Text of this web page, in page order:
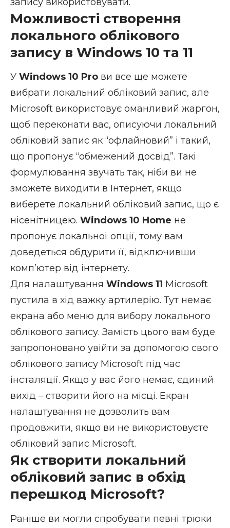
Можливості створення
локального облікового
запису в Windows 10 та 11
У Windows 10 Pro ви все ще можете
вибрати локальний обліковий запис, але
Microsoft використовує оманливий жаргон,
щоб переконати вас, описуючи локальний
обліковий запис як “офлайновий” і такий,
що пропонує “обмежений досвід”. Такі
формулювання звучать так, ніби ви не
зможете виходити в Інтернет, якщо
виберете локальний обліковий запис, що є
нісенітницею. Windows 10 Home не
пропонує локальної опції, тому вам
доведеться обдурити її, відключивши
комп’ютер від інтернету.
Для налаштування Windows 11 Microsoft
пустила в хід важку артилерію. Тут немає
екрана або меню для вибору локального
облікового запису. Замість цього вам буде
запропоновано увійти за допомогою свого
облікового запису Microsoft під час
інсталяції. Якщо у вас його немає, єдиний
вихід – створити його на місці. Екран
налаштування не дозволить вам
продовжити, якщо ви не використовуєте
обліковий запис Microsoft.
Як створити локальний
обліковий запис в обхід
перешкод Microsoft?
Раніше ви могли спробувати певні трюки